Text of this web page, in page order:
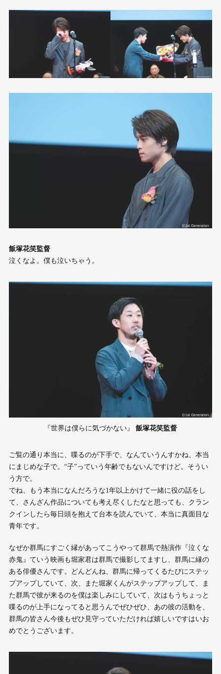
飯塚花笑監督
泣くなよ。僕も泣いちゃう。
『世界は僕らに気づかない』 飯塚花笑監督
ご覧の通り本当に、喋るのが下手で、なんていうんすかね、本当
にまじめな子で。“子”っていう年齢でもないんですけど。そうい
う方で。
でね、もう本当になんだろうな1年以上かけて一緒に役の話をし
て、さんざん作品についても考え尽くしたなと思っても、クラン
クインしたら毎日頭を抱えて台本を読んでいて、本当に真面目な
青年です。
なぜか群馬にすごく縁があってこうやって群馬で熱演作『泣くな
赤鬼』ていう映画も堀家君は群馬で撮影してますし、群馬に縁の
ある俳優さんです。どんどんね、群馬に帰ってくるたびにステッ
プアップしていて、次、また堀家くんがステップアップして、ま
た群馬で彼が来るのを僕は楽しみにしていて、次はもうちょっと
喋るのが上手になってると思うんでぜひぜひ、あの彼の活動を、
群馬の皆さん今後もぜひ見守っていただければ嬉しいですはいお
めでとうございます。